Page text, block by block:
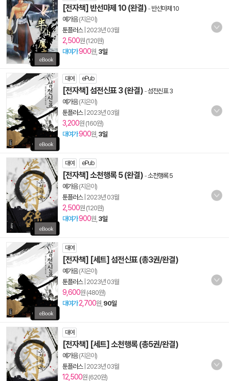
[전자책] 반선마제 10 (완결) - 반선마제 10
예가음(지은이)
툰플러스| 2023년 03월
2,500원 (120원)
대여가900원, 3일
대여 ePub
[전자책] 섬전신표 3 (완결) -섬전신표 3
예가음(지은이)
툰플러스| 2023년 03월
3,200원 (160원)
대여가900원, 3일
대여 ePub
[전자책] 소천행록 5 (완결) -소천행록 5
예가음(지은이)
툰플러스| 2023년 03월
2,500원 (120원)
대여가900원, 3일
대여
[전자책] [세트] 섬전신표 (총3권/완결)
예가음(지은이)
툰플러스| 2023년 03월
9,600원 (480원)
대여가 2,700원, 90일
대여
[전자책] [세트] 소천행록 (총5권/완결)
예가음(지은이)
툰플러스| 2023년 03월
12,500원 (620원)